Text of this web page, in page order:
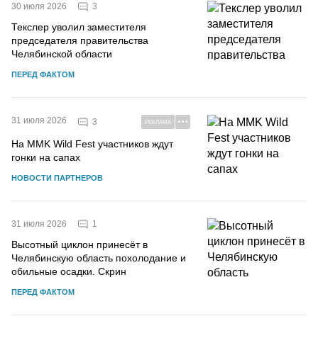
30 июля 2026 3
Текслер уволил заместителя
председателя правительства
Челябинской области
ПЕРЕД ФАКТОМ
31 июля 2026 3 РЕКЛАМА
На MMK Wild Fest участников ждут
гонки на сапах
НОВОСТИ ПАРТНЕРОВ
31 июля 2026 1
Высотный циклон принесёт в
Челябинскую область похолодание и
обильные осадки. Скрин
ПЕРЕД ФАКТОМ